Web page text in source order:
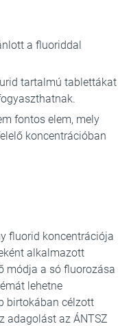
a fluoriddal
tartalmú tablettákat
fontos elem, mely
koncentrációban
fluorid koncentrációja
alkalmazott
módja a só fluorozása
lehetne
birtokában célzott
adagolást az ÁNTSZ